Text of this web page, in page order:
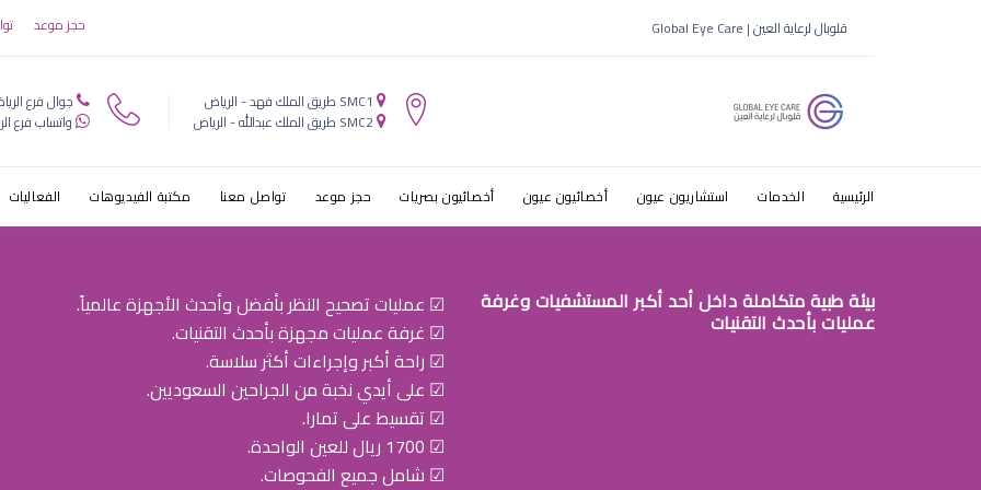
عملية الماء الازرق للعين
قلوبال لرعاية العين | Global Eye Care حجز موعد
SMC1 طريق الملك فهد - الرياض
SMC2 طريق الملك عبدالله - الرياض
جوال فرع
واتساب فرع
الرئيسية الخدمات استشاريون عيون أخصائيون عيون أخصائيون بصريات حجز موعد تواصل معنا مكتبة الفيديوهات الفعاليات
بيئة طبية متكاملة داخل أحد أكبر المستشفيات وغرفة
عمليات بأحدث التقنيات
☑ عمليات تصحيح النظر بأفضل وأحدث الأجهزة عالمياً.
☑ غرفة عمليات مجهزة بأحدث التقنيات.
☑ راحة أكبر وإجراءات أكثر سلاسة.
☑ على أيدي نخبة من الجراحين السعوديين.
☑ تقسيط على تمارا.
☑ 1700 ريال للعين الواحدة.
☑ شامل جميع الفحوصات.